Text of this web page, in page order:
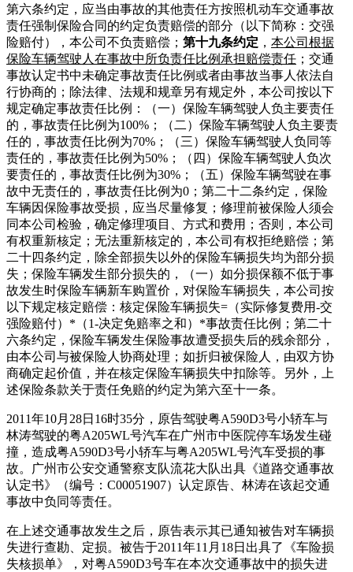
第六条约定，应当由事故的其他责任方按照机动车交通事故
责任强制保险合同的约定负责赔偿的部分（以下简称：交强
险赔付），本公司不负责赔偿； 第十九条约定 ， 本公司根据
保险车辆驾驶人在事故中所负责任比例承担赔偿责任 ；交通
事故认定书中未确定事故责任比例或者由事故当事人依法自
行协商的；除法律、法规和规章另有规定外，本公司按以下
规定确定事故责任比例：（一）保险车辆驾驶人负主要责任
的，事故责任比例为100%；（二）保险车辆驾驶人负主要责
任的，事故责任比例为70%；（三）保险车辆驾驶人负同等
责任的，事故责任比例为50%；（四）保险车辆驾驶人负次
要责任的，事故责任比例为30%；（五）保险车辆驾驶在事
故中无责任的，事故责任比例为0；第二十二条约定，保险
车辆因保险事故受损，应当尽量修复；修理前被保险人须会
同本公司检验，确定修理项目、方式和费用；否则，本公司
有权重新核定；无法重新核定的，本公司有权拒绝赔偿；第
二十四条约定，除全部损失以外的保险车辆损失均为部分损
失；保险车辆发生部分损失的，（一）如分损保额不低于事
故发生时保险车辆新车购置价，对保险车辆损失，本公司按
以下规定核定赔偿：核定保险车辆损失=（实际修复费用-交
强险赔付）*（1-决定免赔率之和）*事故责任比例；第二十
六条约定，保险车辆发生保险事故遭受损失后的残余部分，
由本公司与被保险人协商处理；如折归被保险人，由双方协
商确定起价值，并在核定保险车辆损失中扣除等。另外，上
述保险条款关于责任免赔的约定为第六至十一条。
2011年10月28日16时35分，原告驾驶粤A590D3号小轿车与
林涛驾驶的粤A205WL号汽车在广州市中医院停车场发生碰
撞，造成粤A590D3号小轿车与粤A205WL号汽车受损的事
故。广州市公安交通警察支队流花大队出具《道路交通事故
认定书》（编号：C00051907）认定原告、林涛在该起交通
事故中负同等责任。
在上述交通事故发生之后，原告表示其已通知被告对车辆损
失进行查勘、定损。被告于2011年11月18日出具了《车险损
失核损单》，对粤A590D3号车在本次交通事故中的损失进